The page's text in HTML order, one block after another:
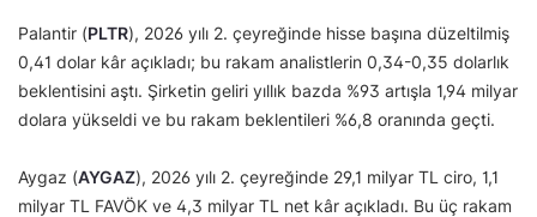
Palantir (PLTR), 2026 yılı 2. çeyreğinde hisse başına düzeltilmiş
0,41 dolar kâr açıkladı; bu rakam analistlerin 0,34-0,35 dolarlık
beklentisini aştı. Şirketin geliri yıllık bazda %93 artışla 1,94 milyar
dolara yükseldi ve bu rakam beklentileri %6,8 oranında geçti.
Aygaz (AYGAZ), 2026 yılı 2. çeyreğinde 29,1 milyar TL ciro, 1,1
milyar TL FAVÖK ve 4,3 milyar TL net kâr açıkladı. Bu üç rakam